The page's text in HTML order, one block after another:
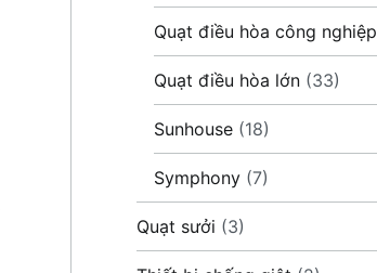
Quạt điều hòa công nghiệp
Quạt điều hòa lớn (33)
Sunhouse (18)
Symphony (7)
Quạt sưởi (3)